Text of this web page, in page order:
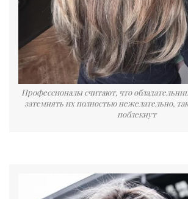
Профессионалы считают, что
затемнять их полностью нежелательно,
поблекнут